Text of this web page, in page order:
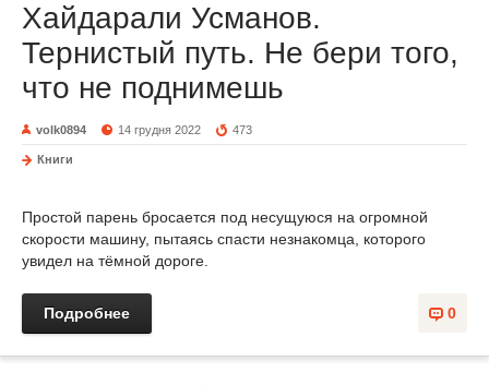
Хайдарали Усманов.
Тернистый путь. Не бери того,
что не поднимешь
volk0894 14 грудня 2022 473
Книги
Простой парень бросается под несущуюся на огромной
скорости машину, пытаясь спасти незнакомца, которого
увидел на тёмной дороге.
0
Подробнее